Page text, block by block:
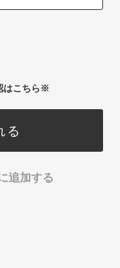
はこちら※
る
追加する